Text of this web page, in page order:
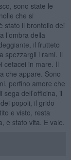
sono state le
che si
stato il brontolio dei
l’ombra della
il frutteto
spezzargli i rami. Il
cetacei in mare. Il
che appare. Sono
perfino amore che
dell’officina, il
popoli, il grido
e visto, resta
è stato vita. E vale.